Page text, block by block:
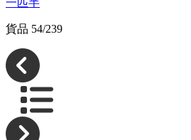
一匹半
貨品 54/239